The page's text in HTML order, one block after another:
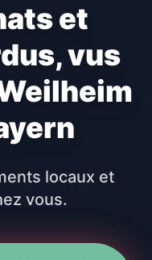
et
vus
locaux et
vous.